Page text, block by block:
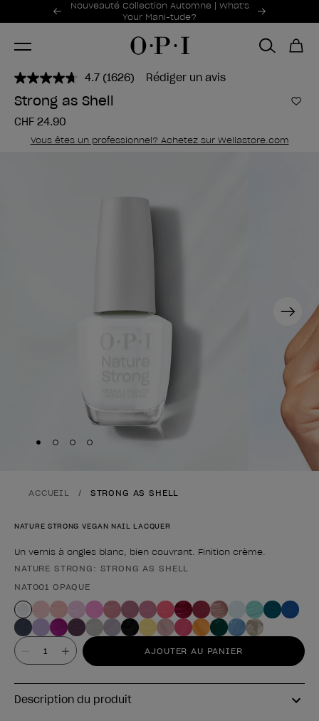
Offres promotionnelles
Nouveauté Collection Automne | What's
Your Mani-tude?
Item 1 of 2
4.7 Lire
1626
avis.
la
(1626) Rédiger un avis
Strong as Shell
CHF 24.90
Vous êtes un professionnel? Achetez sur Wellastore.com
Next
Skip to slide
Skip to slide
Skip to slide
Skip to slide
ACCUEIL STRONG AS SHELL
NATURE STRONG VEGAN NAIL LACQUER
Un vernis à ongles blanc, bien couvrant. Finition crème.
Forme du produit
NATURE STRONG: STRONG AS SHELL
NAT001 OPAQUE
Valeur AJOUTER AU PANIER
Description du produit